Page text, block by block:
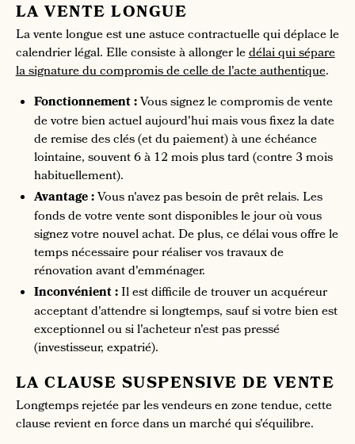
LA VENTE LONGUE
La vente longue est une astuce contractuelle qui déplace le
calendrier légal. Elle consiste à allonger ledélai qui sépare
la signature du compromis de celle de l'acte authentique.
Fonctionnement :Vous signez le compromis de vente
de votre bien actuel aujourd'hui mais vous fixez la date
de remise des clés (et du paiement) à une échéance
lointaine, souvent 6 à 12 mois plus tard (contre 3 mois
habituellement).
Avantage :Vous n'avez pas besoin de prêt relais. Les
fonds de votre vente sont disponibles le jour où vous
signez votre nouvel achat. De plus, ce délai vous offre le
temps nécessaire pour réaliser vos travaux de
rénovation avant d'emménager.
Inconvénient :Il est difficile de trouver un acquéreur
acceptant d'attendre si longtemps, sauf si votre bien est
exceptionnel ou si l'acheteur n'est pas pressé
(investisseur, expatrié).
LA CLAUSE SUSPENSIVE DE VENTE
Longtemps rejetée par les vendeurs en zone tendue, cette
clause revient en force dans un marché qui s'équilibre.